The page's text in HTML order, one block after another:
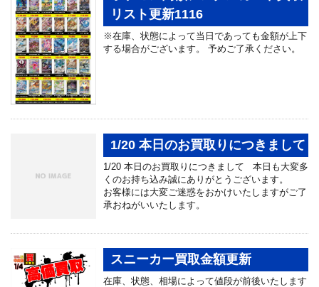
リスト更新1116
※在庫、状態によって当日であっても金額が上下
する場合がございます。 予めご了承ください。
1/20 本日のお買取りにつきまして
1/20 本日のお買取りにつきまして 本日も大変多
くのお持ち込み誠にありがとうございます。
お客様には大変ご迷惑をおかけいたしますがご了
承おねがいいたします。
スニーカー買取金額更新
在庫、状態、相場によって値段が前後いたします